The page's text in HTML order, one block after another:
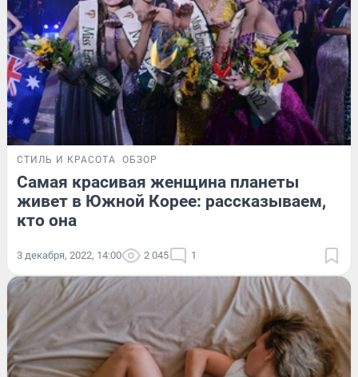
СТИЛЬ И КРАСОТА ОБЗОР
Самая красивая женщина планеты
живет в Южной Корее: рассказываем,
кто она
3 декабря, 2022, 14:00 2 045 1